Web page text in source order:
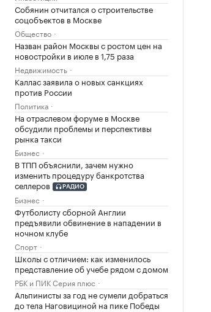
Собянин отчитался о строительстве
соцобъектов в Москве
Общество
Назван район Москвы с ростом цен на
новостройки в июле в 1,75 раза
Недвижимость
Каллас заявила о новых санкциях
против России
Политика
На отраслевом форуме в Москве
обсудили проблемы и перспективы
рынка такси
Бизнес
В ТПП объяснили, зачем нужно
изменить процедуру банкротства
селлеров
РАДИО
Бизнес
Футболисту сборной Англии
предъявили обвинение в нападении в
ночном клубе
Спорт
Школы с отличием: как изменилось
представление об учебе рядом с домом
РБК и ПИК Серия плюс
Альпинисты за год не сумели добраться
до тела Наговициной на пике Победы